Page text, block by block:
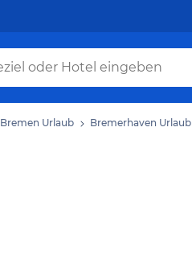
Bremen Urlaub Bremerhaven Urlaub